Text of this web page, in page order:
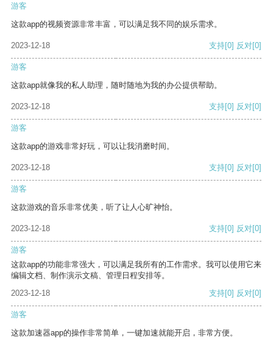
游客
这款app的视频资源非常丰富，可以满足我不同的娱乐需求。
2023-12-18 支持[0] 反对[0]
游客
这款app就像我的私人助理，随时随地为我的办公提供帮助。
2023-12-18 支持[0] 反对[0]
游客
这款app的游戏非常好玩，可以让我消磨时间。
2023-12-18 支持[0] 反对[0]
游客
这款游戏的音乐非常优美，听了让人心旷神怡。
2023-12-18 支持[0] 反对[0]
游客
这款app的功能非常强大，可以满足我所有的工作需求。我可以使用它来
编辑文档、制作演示文稿、管理日程安排等。
2023-12-18
支持[0] 反对[0]
游客
这款加速器app的操作非常简单，一键加速就能开启，非常方便。